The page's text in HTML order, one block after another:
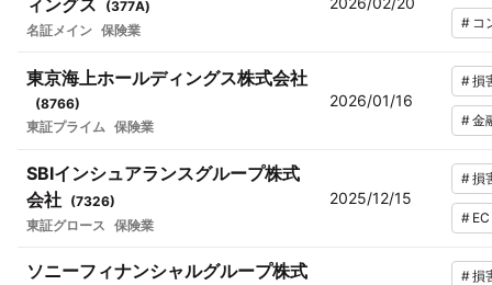
ィングス
(377A)
名証メイン 保険業 # コ
東京海上ホールディングス株式会社
(8766)
東証プライム 保険業
2026/01/16
#損
#金
SBIインシュアランスグループ株式
会社 (7326)
東証グロース 保険業
2025/12/15
#損
#
ソニーフィナンシャルグループ株式
#損